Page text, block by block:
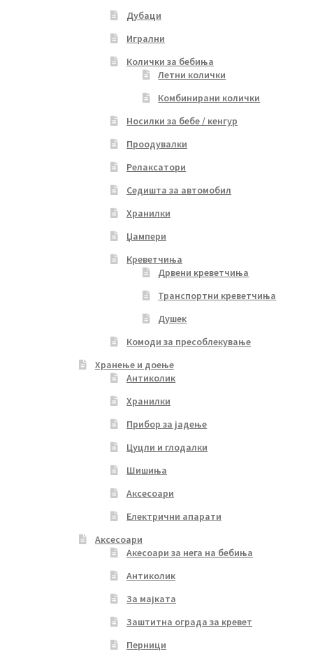
Дубаци
Игрални
Колички за бебиња
Летни колички
Комбинирани колички
Носилки за бебе / кенгур
Проодувалки
Релаксатори
Седишта за автомобил
Хранилки
Џампери
Креветчиња
Дрвени креветчиња
Транспортни креветчиња
Душек
Комоди за пресоблекување
Хранење и доење
Антиколик
Хранилки
Прибор за јадење
Цуцли и глодалки
Шишиња
Аксесоари
Електрични апарати
Аксесоари
Акесоари за нега на бебиња
Антиколик
За мајката
Заштитна ограда за кревет
Перници